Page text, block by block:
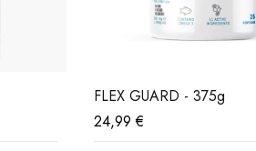
FLEX GUARD - 375g
24,99€